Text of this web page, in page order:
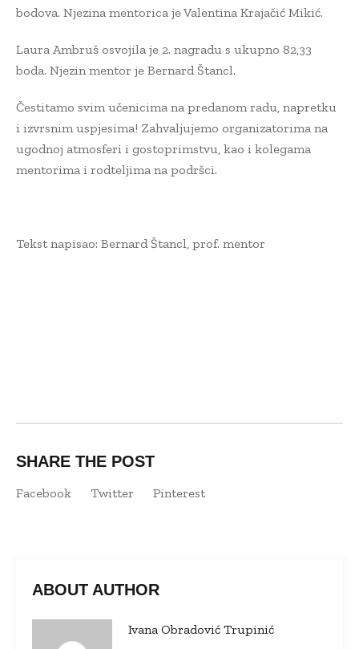
bodova. Njezina mentorica je Valentina Krajačić Mikić.
Laura Ambruš osvojila je 2. nagradu s ukupno 82,33
boda. Njezin mentor je Bernard Štancl.
Čestitamo svim učenicima na predanom radu, napretku
i izvrsnim uspjesima! Zahvaljujemo organizatorima na
ugodnoj atmosferi i gostoprimstvu, kao i kolegama
mentorima i rodteljima na podršci.
Tekst napisao: Bernard Štancl, prof. mentor
SHARE THE POST
Facebook Twitter Pinterest
ABOUT AUTHOR
Ivana Obradović Trupinić